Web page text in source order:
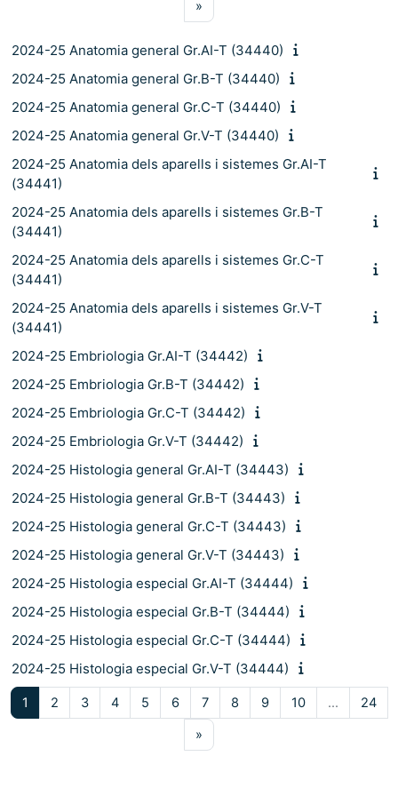
»Pàgina següent
2024-25 Anatomia general Gr.AI-T (34440)
2024-25 Anatomia general Gr.B-T (34440)
2024-25 Anatomia general Gr.C-T (34440)
2024-25 Anatomia general Gr.V-T (34440)
2024-25 Anatomia dels aparells i sistemes Gr.AI-T
(34441)
2024-25 Anatomia dels aparells i sistemes Gr.B-T
(34441)
2024-25 Anatomia dels aparells i sistemes Gr.C-T
(34441)
2024-25 Anatomia dels aparells i sistemes Gr.V-T
(34441)
2024-25 Embriologia Gr.AI-T (34442)
2024-25 Embriologia Gr.B-T (34442)
2024-25 Embriologia Gr.C-T (34442)
2024-25 Embriologia Gr.V-T (34442)
2024-25 Histologia general Gr.AI-T (34443)
2024-25 Histologia general Gr.B-T (34443)
2024-25 Histologia general Gr.C-T (34443)
2024-25 Histologia general Gr.V-T (34443)
2024-25 Histologia especial Gr.AI-T (34444)
2024-25 Histologia especial Gr.B-T (34444)
2024-25 Histologia especial Gr.C-T (34444)
2024-25 Histologia especial Gr.V-T (34444)
1 Pàgina 1
2Pàgina 2
3Pàgina 3
4Pàgina 4
5Pàgina 5
6Pàgina 6
7Pàgina 7
8Pàgina 8
9Pàgina 9
10Pàgina 10
… 24
»Pàgina següent